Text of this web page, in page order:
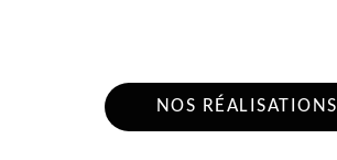
NOS RÉALISATIONS